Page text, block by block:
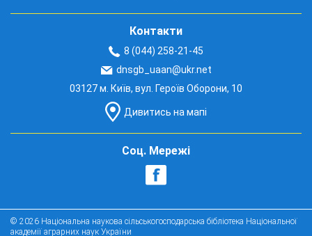
Контакти
8 (044) 258-21-45
dnsgb_uaan@ukr.net
03127 м. Київ, вул. Героїв Оборони, 10
Дивитись на мапі
Соц. Мережі
© 2026 Національна наукова сільськогосподарська бібліотека Національної
академії аграрних наук України